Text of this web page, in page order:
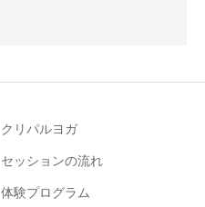
クリパルヨガ
セッションの流れ
体験プログラム